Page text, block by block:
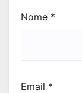
Nome *
Email *